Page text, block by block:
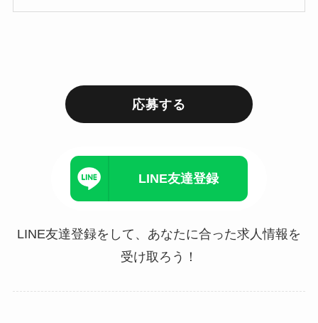
応募する
LINE友達登録
LINE友達登録をして、あなたに合った求人情報を
受け取ろう！